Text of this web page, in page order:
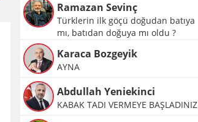
Ramazan Sevinç
Türklerin ilk göçü doğudan batıya
mı, batıdan doğuya mı oldu ?
Karaca Bozgeyik
AYNA
Abdullah Yeniekinci
KABAK TADI VERMEYE BAŞLADINIZ